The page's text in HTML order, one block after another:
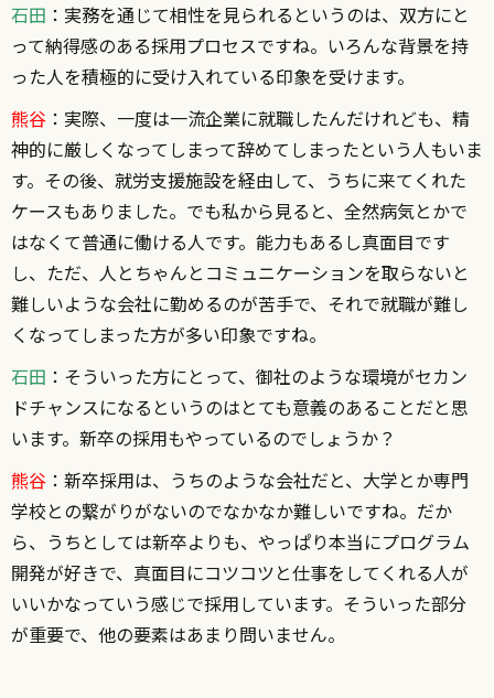
石田 ：実務を通じて相性を見られるというのは、双方にと
って納得感のある採用プロセスですね。いろんな背景を持
った人を積極的に受け入れている印象を受けます。
熊谷 ：実際、一度は一流企業に就職したんだけれども、精
神的に厳しくなってしまって辞めてしまったという人もいま
す。その後、就労支援施設を経由して、うちに来てくれた
ケースもありました。でも私から見ると、全然病気とかで
はなくて普通に働ける人です。能力もあるし真面目です
し、ただ、人とちゃんとコミュニケーションを取らないと
難しいような会社に勤めるのが苦手で、それで就職が難し
くなってしまった方が多い印象ですね。
石田 ：そういった方にとって、御社のような環境がセカン
ドチャンスになるというのはとても意義のあることだと思
います。新卒の採用もやっているのでしょうか？
熊谷 ：新卒採用は、うちのような会社だと、大学とか専門
学校との繋がりがないのでなかなか難しいですね。だか
ら、うちとしては新卒よりも、やっぱり本当にプログラム
開発が好きで、真面目にコツコツと仕事をしてくれる人が
いいかなっていう感じで採用しています。そういった部分
が重要で、他の要素はあまり問いません。